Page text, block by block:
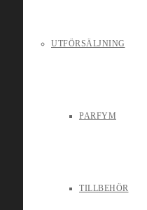
UTFÖRSÄLJNING
PARFYM
TILLBEHÖR